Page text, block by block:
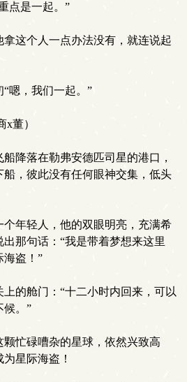
点是一起。”
这个人一点办法没有，就连说起
嗯，我们一起。”
董）
降落在勒弗安德匹司星的港口，
，彼此没有任何眼神交集，低头
年轻人，他的双眼明亮，充满希
那句话：“我是带着梦想来这里
海盗！”
的舱门：“十二小时内回来，可以
候。”
忙碌嘈杂的星球，依然兴致高
星际海盗！